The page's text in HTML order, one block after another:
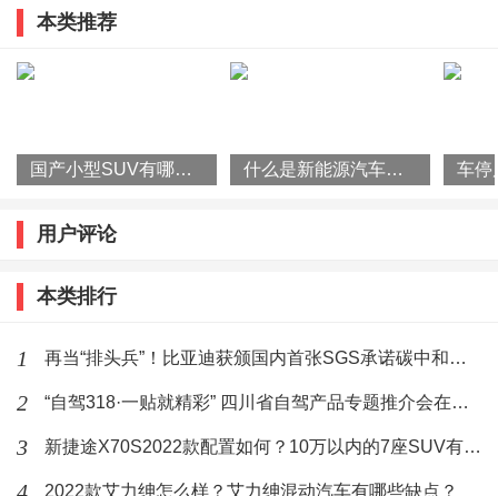
向换气扇，居住空间也有换气扇。因为房车窗户有纱
窗，即使一不高兴有些蚊子依然可以开窗通风。
作者最新文章
5月31日，第29届粤港澳车展首日，
#1经典焕新款正式发布上市，新车官方
经典焕新款，为密友带来超
(60)人喜欢 2025-06-01
BJ6122&BJ6132城间客车正式交付衢
本类推荐
国产小型SUV有哪些？2022款瑞虎3x怎么样？ 什么是新能源汽车？国家为什么要大力发展新能源汽车？
用户评论
本类排行
1 再当“排头兵”！比亚迪获颁国内首张SGS承诺碳中和符合声明证书
2 “自驾318·一贴就精彩” 四川省自驾产品专题推介会在杭州举行
3 新捷途X70S2022款配置如何？10万以内的7座SUV有哪些？
2022款艾力绅怎么样？艾力绅混动汽车有哪些缺点？